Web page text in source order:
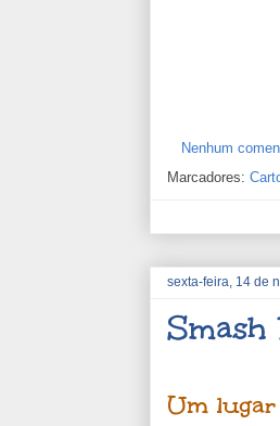
Nenhum
Marcadores:
sexta-feira, 14 de
Smash
Um lugar